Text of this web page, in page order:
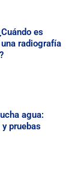
es
radiografía
agua:
pruebas